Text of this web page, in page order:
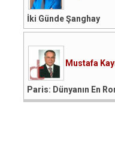
İki Günde Şanghay
Mustafa
Paris: Dünyanın En